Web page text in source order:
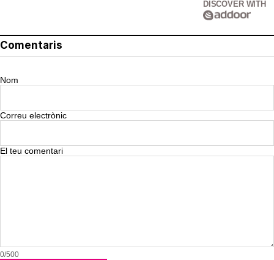
DISCOVER WITH
Comentaris
Nom
Correu electrònic
El teu comentari
0/500